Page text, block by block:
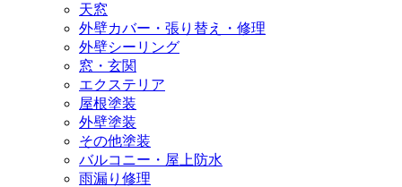
天窓
外壁カバー・張り替え・修理
外壁シーリング
窓・玄関
エクステリア
屋根塗装
外壁塗装
その他塗装
バルコニー・屋上防水
雨漏り修理